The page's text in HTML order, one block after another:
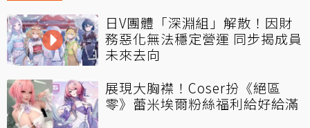
日V團體「深淵組」解散！因財
務惡化無法穩定營運 同步揭成員
未來去向
展現大胸襟！Coser扮《絕區
零》蕾米埃爾粉絲福利給好給滿